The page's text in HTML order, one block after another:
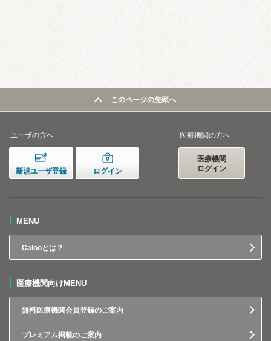
このページの先頭へ
ユーザの方へ
新規ユーザ登録 ログイン
医療機関の方へ
医療機関
ログイン
MENU
Calooとは？
医療機関向けMENU
無料医療機関会員登録のご案内
プレミアム掲載のご案内